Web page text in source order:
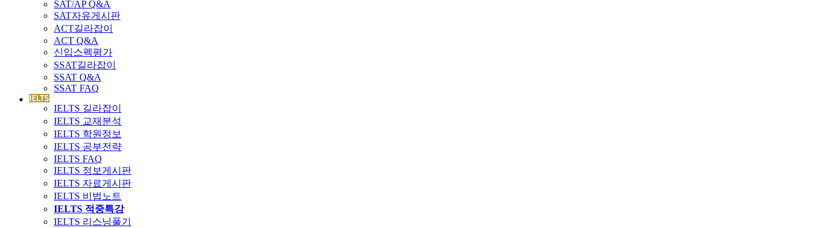
SAT/AP Q&A
SAT자유게시판
ACT길라잡이
ACT Q&A
신입스펙평가
SSAT길라잡이
SSAT Q&A
SSAT FAQ
IELTS 길라잡이
IELTS 교재분석
IELTS 학원정보
IELTS 공부전략
IELTS FAQ
IELTS 정보게시판
IELTS 자료게시판
IELTS 비법노트
IELTS 적중특강
IELTS 리스닝풀기